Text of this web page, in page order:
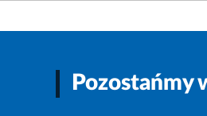
Pozostańmy